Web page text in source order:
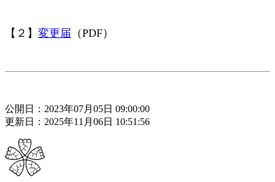
【２】 変更届 （PDF）
公開日：2023年07月05日 09:00:00
更新日：2025年11月06日 10:51:56